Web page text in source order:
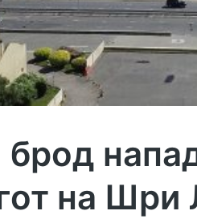
брод
на Шри